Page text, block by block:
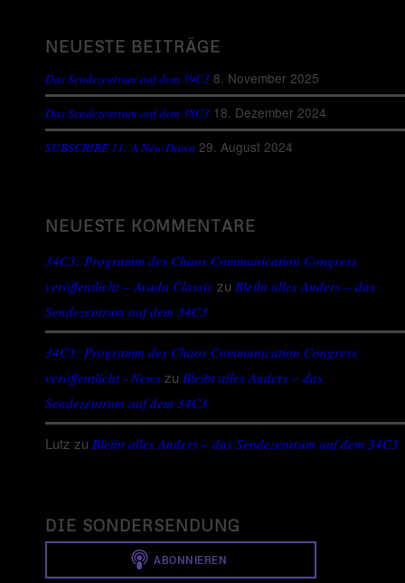
NEUESTE BEITRÄGE
Das Sendezentrum auf dem 39C3 8. November 2025
Das Sendezentrum auf dem 38C3 18. Dezember 2024
SUBSCRIBE 11: A New Dawn 29. August 2024
NEUESTE KOMMENTARE
34C3: Programm des Chaos Communication Congress
veröffentlicht – Avada Classic zu Bleibt alles Anders – das
Sendezentrum auf dem 34C3
34C3: Programm des Chaos Communication Congress
veröffentlicht - News zu Bleibt alles Anders – das
Sendezentrum auf dem 34C3
Lutz zu Bleibt alles Anders – das Sendezentrum auf dem 34C3
DIE SONDERSENDUNG